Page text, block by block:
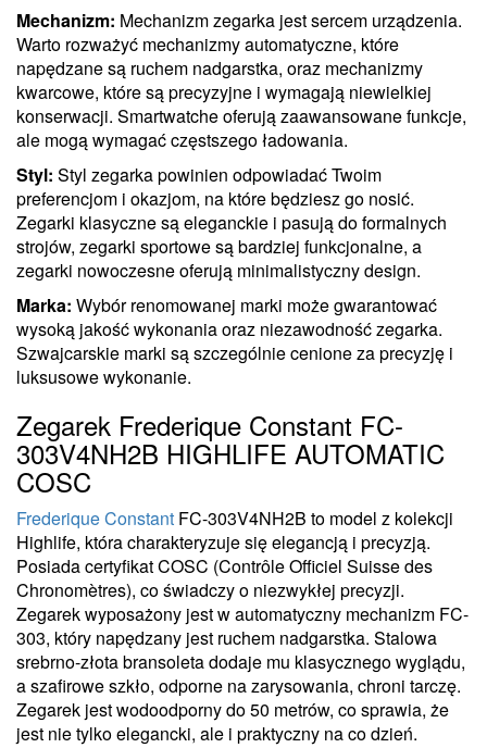
Mechanizm: Mechanizm zegarka jest sercem urządzenia.
Warto rozważyć mechanizmy automatyczne, które
napędzane są ruchem nadgarstka, oraz mechanizmy
kwarcowe, które są precyzyjne i wymagają niewielkiej
konserwacji. Smartwatche oferują zaawansowane funkcje,
ale mogą wymagać częstszego ładowania.
Styl: Styl zegarka powinien odpowiadać Twoim
preferencjom i okazjom, na które będziesz go nosić.
Zegarki klasyczne są eleganckie i pasują do formalnych
strojów, zegarki sportowe są bardziej funkcjonalne, a
zegarki nowoczesne oferują minimalistyczny design.
Marka: Wybór renomowanej marki może gwarantować
wysoką jakość wykonania oraz niezawodność zegarka.
Szwajcarskie marki są szczególnie cenione za precyzję i
luksusowe wykonanie.
Zegarek Frederique Constant FC-
303V4NH2B HIGHLIFE AUTOMATIC
COSC
Frederique Constant FC-303V4NH2B to model z kolekcji
Highlife, która charakteryzuje się elegancją i precyzją.
Posiada certyfikat COSC (Contrôle Officiel Suisse des
Chronomètres), co świadczy o niezwykłej precyzji.
Zegarek wyposażony jest w automatyczny mechanizm FC-
303, który napędzany jest ruchem nadgarstka. Stalowa
srebrno-złota bransoleta dodaje mu klasycznego wyglądu,
a szafirowe szkło, odporne na zarysowania, chroni tarczę.
Zegarek jest wodoodporny do 50 metrów, co sprawia, że
jest nie tylko elegancki, ale i praktyczny na co dzień.